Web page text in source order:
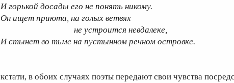
И горькой досады его не понять никому.
Он ищет приюта, на голых ветвях
не устроится невдалеке,
И стынет во тьме на пустынном речном островке.
кстати, в обоих случаях поэты передают свои чувства